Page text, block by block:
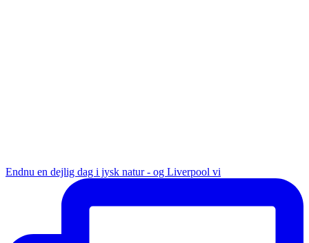
Endnu en dejlig dag i jysk natur - og Liverpool vi